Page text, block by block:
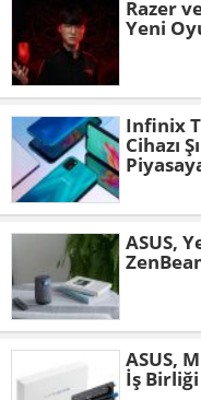
Razer
Yeni
Infinix
Cihazı
ASUS,
ASUS,
İş Birliği